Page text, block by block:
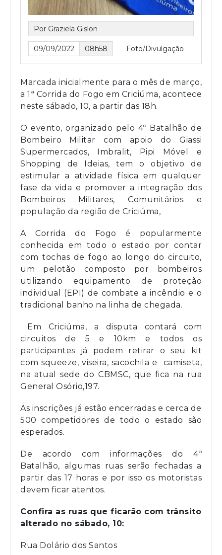
Por Graziela Gislon
09/09/2022 08h58 Foto/Divulgação
Marcada inicialmente para o mês de março,
a 1ª Corrida do Fogo em Criciúma, acontece
neste sábado, 10, a partir das 18h.
O evento, organizado pelo 4º Batalhão de
Bombeiro Militar com apoio do Giassi
Supermercados, Imbralit, Pipi Móvel e
Shopping de Ideias, tem o objetivo de
estimular a atividade física em qualquer
fase da vida e promover a integração dos
Bombeiros Militares, Comunitários e
população da região de Criciúma,
A Corrida do Fogo é popularmente
conhecida em todo o estado por contar
com tochas de fogo ao longo do circuito,
um pelotão composto por bombeiros
utilizando equipamento de proteção
individual (EPI) de combate a incêndio e o
tradicional banho na linha de chegada.
Em Criciúma, a disputa contará com
circuitos de 5 e 10km e todos os
participantes já podem retirar o seu kit
com squeeze, viseira, sacochila e camiseta,
na atual sede do CBMSC, que fica na rua
General Osório,197.
As inscrições já estão encerradas e cerca de
500 competidores de todo o estado são
esperados.
De acordo com informações do 4º
Batalhão, algumas ruas serão fechadas a
partir das 17 horas e por isso os motoristas
devem ficar atentos.
Confira as ruas que ficarão com trânsito
alterado no sábado, 10:
Rua Dolário dos Santos